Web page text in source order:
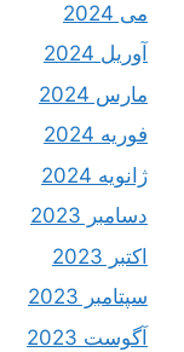
می 2024
آوریل 2024
مارس 2024
فوریه 2024
ژانویه 2024
دسامبر 2023
اکتبر 2023
سپتامبر 2023
آگوست 2023